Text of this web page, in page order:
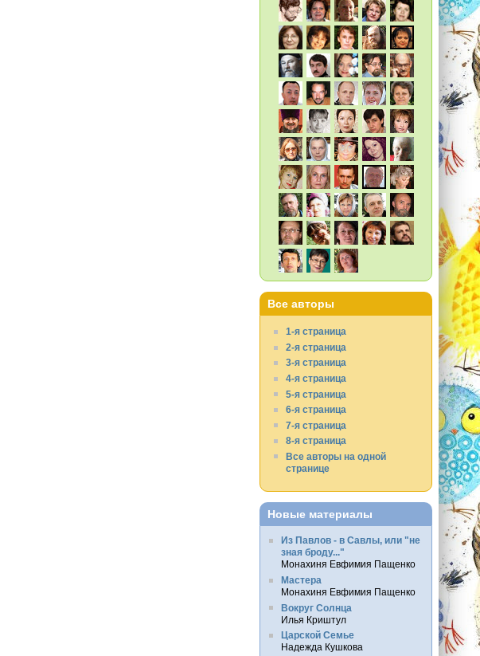
Все авторы
1-я страница
2-я страница
3-я страница
4-я страница
5-я страница
6-я страница
7-я страница
8-я страница
Все авторы на одной
странице
Новые материалы
Из Павлов - в Савлы, или "не
зная броду..."
Монахиня Евфимия Пащенко
Мастера
Монахиня Евфимия Пащенко
Вокруг Солнца
Илья Криштул
Царской Семье
Надежда Кушкова